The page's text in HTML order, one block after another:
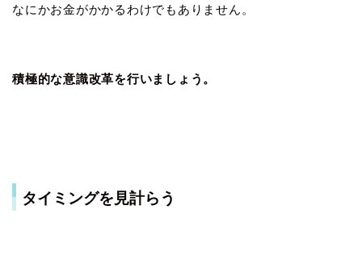
なにかお金がかかるわけでもありません。
積極的な意識改革を行いましょう。
タイミングを見計らう